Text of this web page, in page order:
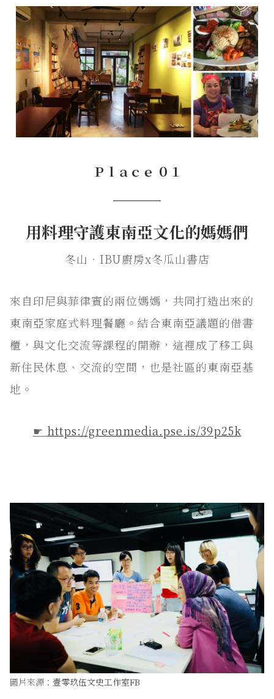
Ｐｌａｃｅ ０１
───
用料理守護東南亞文化的媽媽們
冬山．IBU廚房x冬瓜山書店
來自印尼與菲律賓的兩位媽媽，共同打造出來的
東南亞家庭式料理餐廳。結合東南亞議題的借書
櫃，與文化交流等課程的開辦，這裡成了移工與
新住民休息、交流的空間，也是社區的東南亞基
地。
☛ https://greenmedia.pse.is/39p25k
圖片來源： 壹零玖伍文史工作室FB